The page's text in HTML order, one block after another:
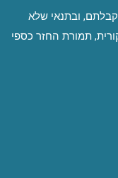
קבלתם, ובתנאי שלא
תמורת החזר כספי